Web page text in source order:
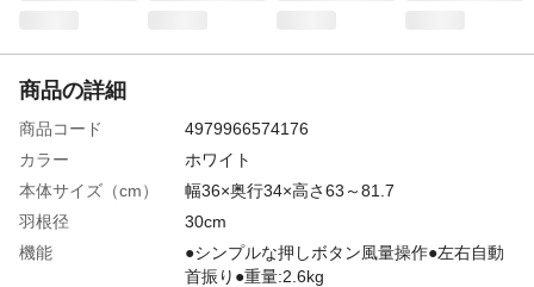
商品の詳細
商品コード
4979966574176
カラー
ホワイト
本体サイズ（cm）
幅36×奥行34×高さ63～81.7
羽根径
30cm
機能
●シンプルな押しボタン風量操作●左右自動
首振り●重量:2.6kg